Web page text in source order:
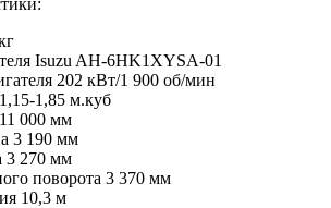
Isuzu AH-6HK1XYSA-01
202 кВт/1 900 об/мин
1,15-1,85 м.куб
11 000 мм
3 190 мм
3 270 мм
поворота 3 370 мм
10,3 м